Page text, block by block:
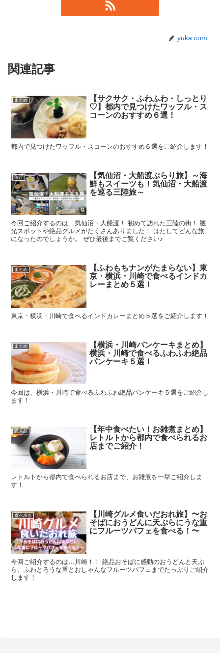
yuka.com
関連記事
まとめ
【サクサク・ふわふわ・しっとり
♡】都内で見つけたワッフル・ス
コーンのおすすめ６選！
都内で見つけたワッフル・スコーンのおすすめ６選をご紹介します！
旅行
【気仙沼・大船渡ぶらり旅】～海
鮮もスイーツも！気仙沼・大船渡
を巡る三陸旅～
今回ご紹介するのは…気仙沼・大船渡！ 初めて訪れた三陸の街！ 観
光スポットや絶品グルメがたくさんありました！ はたしてどんな旅
になったのでしょうか。 ぜひ最後までご覧ください♪
まとめ
【ふわもちナンがたまらない】東
京・横浜・川崎で食べるインドカ
レーまとめ５選！
東京・横浜・川崎で食べるインドカレーまとめ５選をご紹介します！
まとめ
【横浜・川崎パンケーキまとめ】
横浜・川崎で食べるふわふわ絶品
パンケーキ５選！
今回は、横浜・川崎で食べるふわふわ絶品パンケーキ５選をご紹介し
ます！
購入品
【年中食べたい！お雑煮まとめ】
レトルトから都内で食べられるお
店までご紹介！
レトルトから都内で食べられるお店まで、お雑煮を一挙ご紹介しま
す！
食べ歩き
【川崎グルメ食いだおれ旅】〜お
そばにおうどんに天ぷらにうな重
にフルーツパフェを食べる！〜
今回ご紹介するのは…川崎！！ 絶品おそばに感動のおうどんと天ぷ
ら、ふわとろうな重とおしゃんなフルーツパフェまでたっぷりご紹介
します！